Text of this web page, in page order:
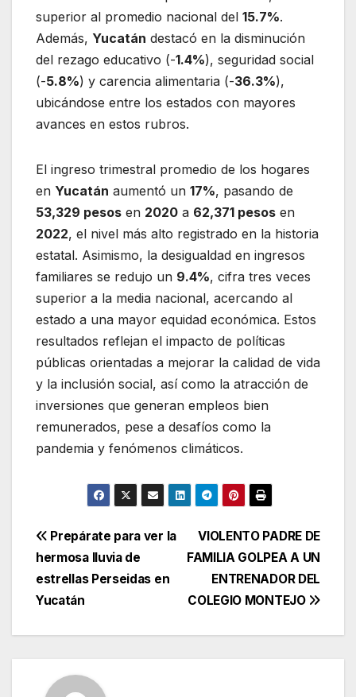
superior al promedio nacional del 15.7%.
Además, Yucatán destacó en la disminución
del rezago educativo (-1.4%), seguridad social
(-5.8%) y carencia alimentaria (-36.3%),
ubicándose entre los estados con mayores
avances en estos rubros.
El ingreso trimestral promedio de los hogares
en Yucatán aumentó un 17%, pasando de
53,329 pesos en 2020 a 62,371 pesos en
2022, el nivel más alto registrado en la historia
estatal. Asimismo, la desigualdad en ingresos
familiares se redujo un 9.4%, cifra tres veces
superior a la media nacional, acercando al
estado a una mayor equidad económica. Estos
resultados reflejan el impacto de políticas
públicas orientadas a mejorar la calidad de vida
y la inclusión social, así como la atracción de
inversiones que generan empleos bien
remunerados, pese a desafíos como la
pandemia y fenómenos climáticos.
Navegación
de
entradas
VIOLENTO PADRE DE
FAMILIA GOLPEA A UN
ENTRENADOR DEL
COLEGIO MONTEJO
Prepárate para ver la
hermosa lluvia de
estrellas Perseidas en
Yucatán